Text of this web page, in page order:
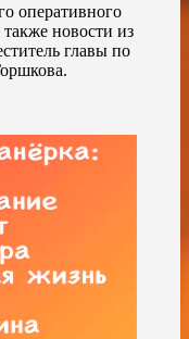
оперативного
новости из
главы по